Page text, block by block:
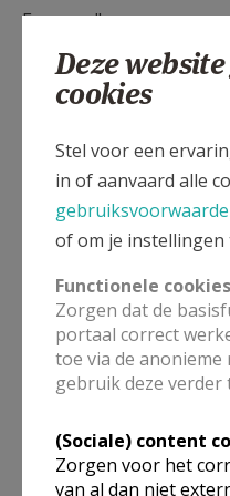
Evergem".
Voor afspraken:
klik hier.
Sleutel afhalen bij VDK
kantooruren) of in het
ontmoetingscentrum,
11 uur.
Meer informatie over
Ontmoetingscentrum"
Parochiezaal Kluizen
De “Parochiezaal” is
A, 9940 Evergem Kluizen.
Voor afspraken: viae-
Sint-Barbara Rieme
De zaal is gelegen in de
Deze
cookies
Stel voor een
in of aanvaard alle
of om je instellingen
Functionele cookies
Zorgen dat de
portaal correct
toe via de
gebruik deze verder
(Sociale) content
Zorgen voor het
van al dan niet